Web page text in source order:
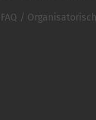
FAQ /